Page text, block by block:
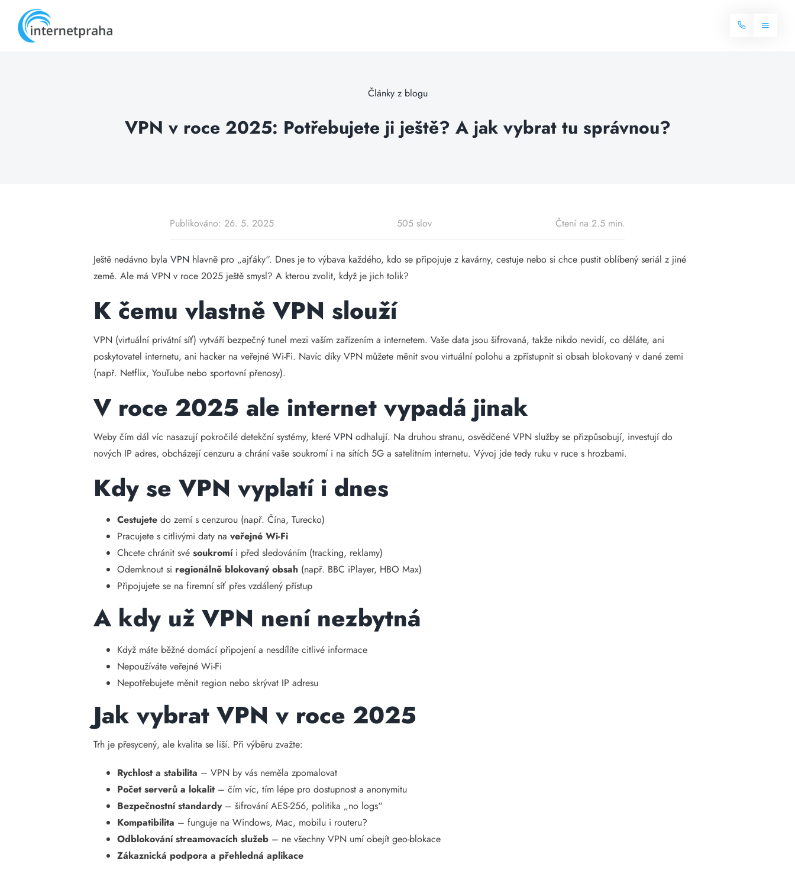
content
Toggle
Balíčky internetu
Články z blogu
VPN v roce 2025: Potřebujete ji ještě? A jak vybrat tu správnou?
Publikováno: 26. 5. 2025 505 slov Čtení na 2.5 min.
Ještě nedávno bylaVPN hlavně pro „ajťáky“. Dnes je to výbava každého, kdo se připojuje z kavárny, cestuje nebo si chce pustit oblíbený seriál z jiné
země. Ale má VPN v roce 2025 ještě smysl? A kterou zvolit, když je jich tolik?
K čemu vlastně VPN slouží
VPN (virtuální privátní síť) vytváří bezpečný tunel mezi vaším zařízením a internetem. Vaše data jsou šifrovaná, takže nikdo nevidí, co děláte, ani
poskytovatel internetu, ani hacker na veřejné Wi-Fi. Navíc díky VPN můžete měnit svou virtuální polohu a zpřístupnit si obsah blokovaný v dané zemi
(např. Netflix, YouTube nebo sportovní přenosy).
V roce 2025 ale internet vypadá jinak
Weby čím dál víc nasazují pokročilé detekční systémy, kteréVPN odhalují. Na druhou stranu, osvědčené VPN služby se přizpůsobují, investují do
nových IP adres, obcházejí cenzuru a chrání vaše soukromí i na sítích 5G a satelitním internetu. Vývoj jde tedy ruku v ruce s hrozbami.
Kdy se VPN vyplatí i dnes
Cestujete do zemí s cenzurou (např. Čína, Turecko)
Pracujete s citlivými daty naveřejné Wi-Fi
Chcete chránit svésoukromíi před sledováním (tracking, reklamy)
Odemknout si regionálně blokovaný obsah (např. BBC iPlayer, HBO Max)
Připojujete se na firemní síť přes vzdálený přístup
A kdy už VPN není nezbytná
Když máte běžné domácí připojení a nesdílíte citlivé informace
Nepoužíváte veřejné Wi-Fi
Nepotřebujete měnit region nebo skrývat IP adresu
Jak vybrat VPN v roce 2025
Trh je přesycený, ale kvalita se liší. Při výběru zvažte:
Rychlost a stabilita – VPN by vás neměla zpomalovat
Počet serverů a lokalit – čím víc, tím lépe pro dostupnost a anonymitu
Bezpečnostní standardy– šifrování AES-256, politika „no logs“
Kompatibilita – funguje na Windows, Mac, mobilu i routeru?
Odblokování streamovacích služeb – ne všechny VPN umí obejít geo-blokace
Zákaznická podpora a přehledná aplikace